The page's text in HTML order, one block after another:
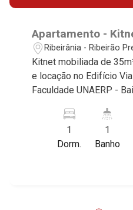
Apartamento -
Ribeirânia - Ribeirão
Kitnet mobiliada de
e locação no Edifício
Faculdade UNAERP -
imóvel que a Martinelli
para você: - 35m² de área útil - 1 dormitório com
armários e ar-
1
Dorm.
1
Banho